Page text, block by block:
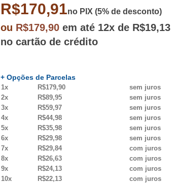
R$170,91no PIX (5% de desconto)
ou R$179,90 em até 12x de R$19,13
no cartão de crédito
+ Opções de Parcelas
1x R$179,90
sem juros
2x
R$89,95
sem juros
3x
R$59,97
sem juros
4x
R$44,98
sem juros
5x
R$35,98
sem juros
6x
R$29,98
sem juros
7x
R$29,84
com juros
8x
R$26,63
com juros
9x
R$24,13
com juros
10x
R$22,13
com juros